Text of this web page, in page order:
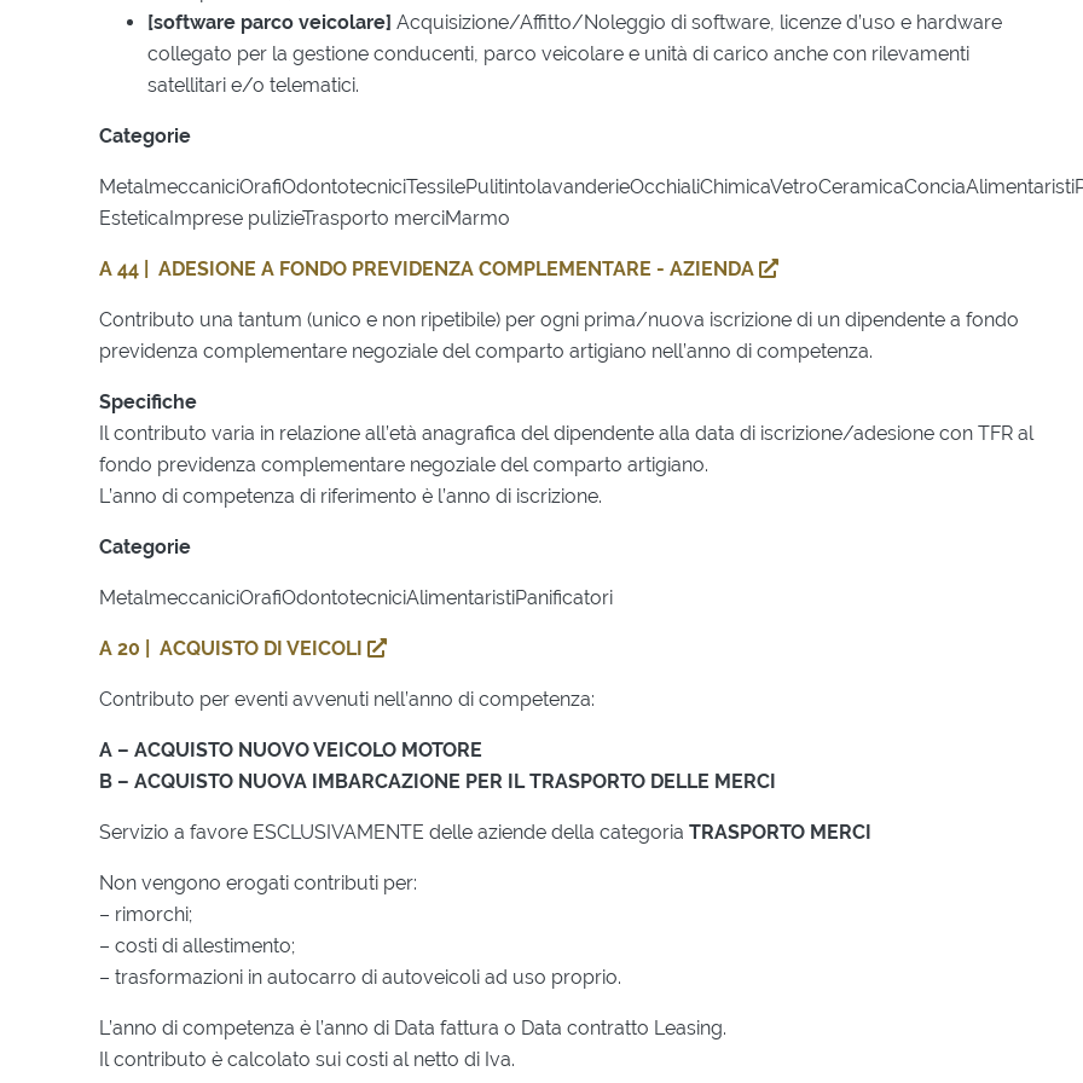
[software parco veicolare] Acquisizione/Affitto/Noleggio di software, licenze d’uso e hardware
collegato per la gestione conducenti, parco veicolare e unità di carico anche con rilevamenti
satellitari e/o telematici.
Categorie
EsteticaImprese pulizieTrasporto merciMarmo
A 44 | ADESIONE A FONDO PREVIDENZA COMPLEMENTARE - AZIENDA
Contributo una tantum (unico e non ripetibile) per ogni prima/nuova iscrizione di un dipendente a fondo
previdenza complementare negoziale del comparto artigiano nell’anno di competenza.
Specifiche
Il contributo varia in relazione all’età anagrafica del dipendente alla data di iscrizione/adesione con TFR al
fondo previdenza complementare negoziale del comparto artigiano.
L’anno di competenza di riferimento è l’anno di iscrizione.
Categorie
MetalmeccaniciOrafiOdontotecniciAlimentaristiPanificatori
A 20 | ACQUISTO DI VEICOLI
Contributo per eventi avvenuti nell’anno di competenza:
A – ACQUISTO NUOVO VEICOLO MOTORE
B – ACQUISTO NUOVA IMBARCAZIONE PER IL TRASPORTO DELLE MERCI
Servizio a favore ESCLUSIVAMENTE delle aziende della categoriaTRASPORTO MERCI
Non vengono erogati contributi per:
– rimorchi;
– costi di allestimento;
– trasformazioni in autocarro di autoveicoli ad uso proprio.
L’anno di competenza è l’anno di Data fattura o Data contratto Leasing.
Il contributo è calcolato sui costi al netto di Iva.